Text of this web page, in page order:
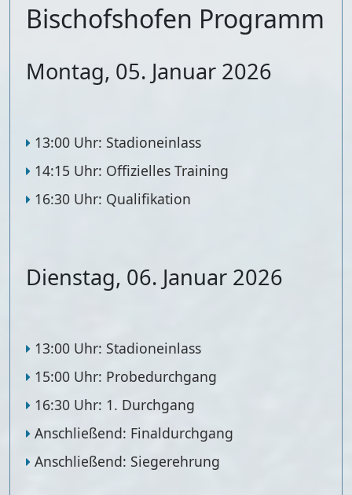
Bischofshofen Programm
Montag, 05. Januar 2026
13:00 Uhr: Stadioneinlass
14:15 Uhr: Offizielles Training
16:30 Uhr: Qualifikation
Dienstag, 06. Januar 2026
13:00 Uhr: Stadioneinlass
15:00 Uhr: Probedurchgang
16:30 Uhr: 1. Durchgang
Anschließend: Finaldurchgang
Anschließend: Siegerehrung